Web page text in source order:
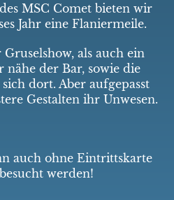
MSC Comet bieten wir
Jahr eine Flaniermeile.
als auch ein
der Bar, sowie die
dort. Aber aufgepasst
Gestalten ihr Unwesen.
auch ohne Eintrittskarte
werden!